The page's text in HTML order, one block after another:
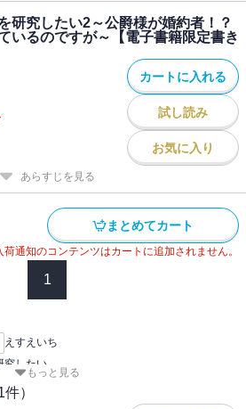
す。
研究したい2～公爵様が婚約者！？
いるのですが～【電子書籍限定書き
カートに入れる
試し読み
お気に入り
あらすじを見る
まとめてカート
通知のコンテンツはカートに追加されません。
1
えすえいち
究したい
もっと見る
件）